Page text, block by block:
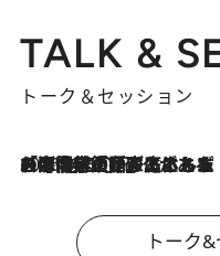
TALK &
トーク＆セッション
2026.8.3
「今後値上げがあるとすれば…」「リスクがあるのは今年の冬」エネルギー専門家が語る、ホルムズ海峡封鎖が家庭にもたらす“ある心配”
トーク